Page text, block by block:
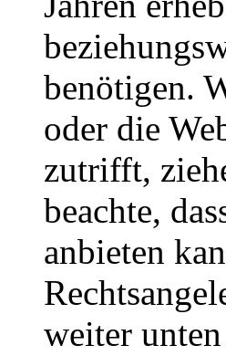
benötigen.
oder die
zutrifft,
beachte,
anbieten
weiter